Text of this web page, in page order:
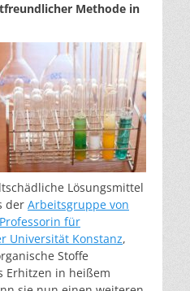
Methode in
Lösungsmittel
der Arbeitsgruppe von
für
Universität Konstanz,
Stoffe
Erhitzen in heißem